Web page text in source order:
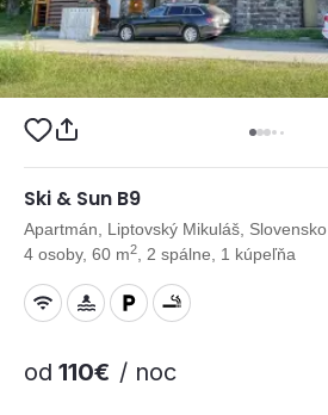
Ski & Sun B9
Apartmán, Liptovský Mikuláš, Slovensko
4 osoby, 60 m2 , 2 spálne, 1 kúpeľňa
od 110€ / noc